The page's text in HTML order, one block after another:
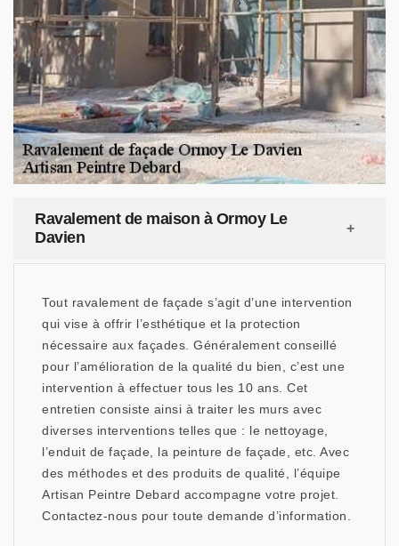
Ravalement de maison à Ormoy Le
Davien
Tout ravalement de façade s’agit d’une intervention
qui vise à offrir l’esthétique et la protection
nécessaire aux façades. Généralement conseillé
pour l’amélioration de la qualité du bien, c’est une
intervention à effectuer tous les 10 ans. Cet
entretien consiste ainsi à traiter les murs avec
diverses interventions telles que : le nettoyage,
l’enduit de façade, la peinture de façade, etc. Avec
des méthodes et des produits de qualité, l’équipe
Artisan Peintre Debard accompagne votre projet.
Contactez-nous pour toute demande d’information.